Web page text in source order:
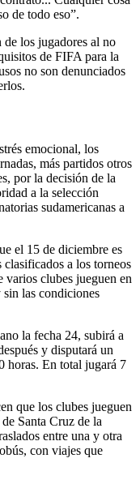
de todo eso”.
los jugadores al no
de FIFA para la
no son denunciados
emocional, los
más partidos otros
por la decisión de la
a la selección
sudamericanas a
el 15 de diciembre es
a los torneos
varios clubes jueguen en
sin las condiciones
la fecha 24, subirá a
y disputará un
horas. En total jugará 7
que los clubes jueguen
Santa Cruz de la
entre una y otra
con viajes que